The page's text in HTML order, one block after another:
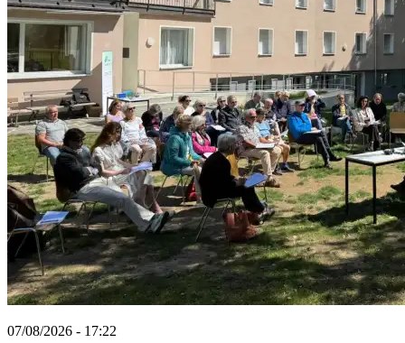
07/08/2026 - 17:22